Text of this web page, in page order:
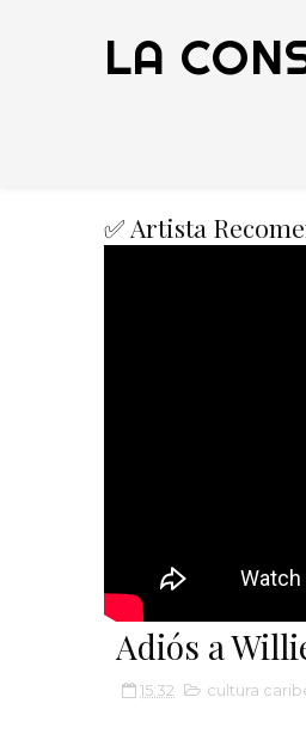
LA
✅ Artista
Adiós a
15:32 cultura